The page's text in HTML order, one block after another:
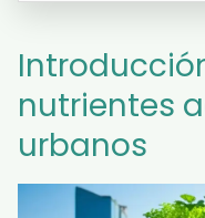
nutrientes
urbanos